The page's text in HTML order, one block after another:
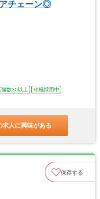
チェーン◎
舗数30以上
積極採用中
求人に興味がある
保存する